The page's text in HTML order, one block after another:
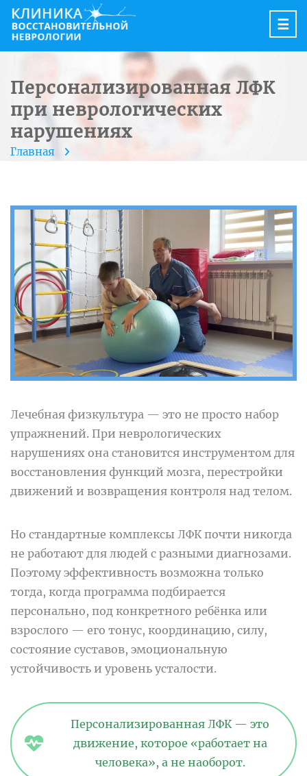
☰
Персонализированная ЛФК
при неврологических
нарушениях
Главная
Лечебная физкультура — это не просто набор
упражнений. При неврологических
нарушениях она становится инструментом для
восстановления функций мозга, перестройки
движений и возвращения контроля над телом.
Но стандартные комплексы ЛФК почти никогда
не работают для людей с разными диагнозами.
Поэтому эффективность возможна только
тогда, когда программа подбирается
персонально, под конкретного ребёнка или
взрослого — его тонус, координацию, силу,
состояние суставов, эмоциональную
устойчивость и уровень усталости.
Персонализированная ЛФК — это
движение, которое «работает на
человека», а не наоборот.